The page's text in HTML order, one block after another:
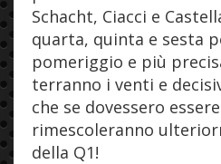
Schacht, Ciacci e
quarta, quinta e sesta
pomeriggio e più
terranno i venti e
che se dovessero
rimescoleranno
della Q1!